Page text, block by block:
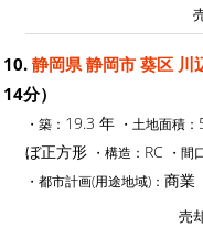
10. 静岡県 静岡市 葵区 川
14分）
・築： 19.3 年 ・土地面積：
ぼ正方形 ・構造： RC ・間
・都市計画(用途地域)： 商
売